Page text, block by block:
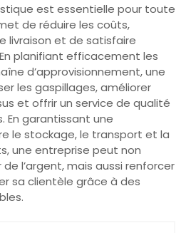
est essentielle pour toute
de réduire les coûts,
livraison et de satisfaire
planifiant efficacement les
d’approvisionnement, une
les gaspillages, améliorer
et offrir un service de qualité
En garantissant une
le stockage, le transport et la
une entreprise peut non
l’argent, mais aussi renforcer
sa clientèle grâce à des